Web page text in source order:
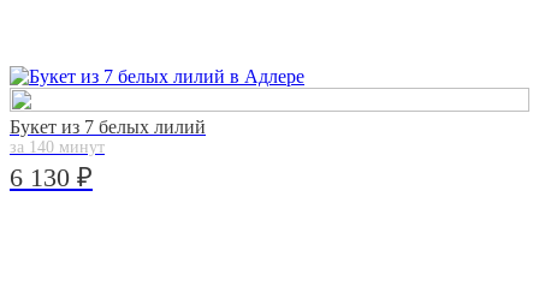
Букет из 7 белых лилий
за 140 минут
6 130 ₽